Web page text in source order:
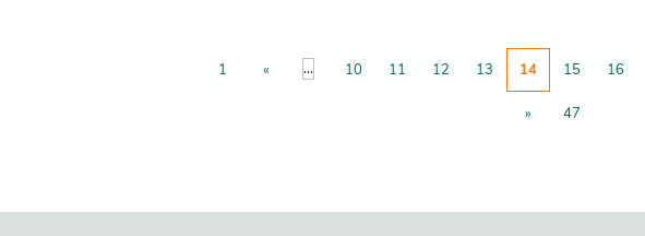
1 « ... 10 11 12 13 14 15 16
» 47